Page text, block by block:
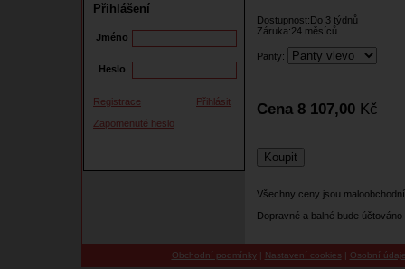
Přihlášení
Jméno
Heslo
Registrace
Přihlásit
Zapomenuté heslo
Dostupnost:Do 3 týdnů
Záruka:24 měsíců
Panty:
Cena 8 107,00 Kč
Všechny ceny jsou
Dopravné a balné bude
Obchodní podmínky| Nastavení cookies Osobní